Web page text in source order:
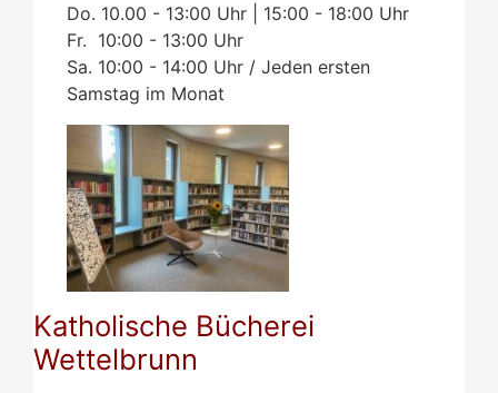
Do. 10.00 - 13:00 Uhr | 15:00 - 18:00 Uhr
Fr. 10:00 - 13:00 Uhr
Sa. 10:00 - 14:00 Uhr / Jeden ersten
Samstag im Monat
Katholische Bücherei
Wettelbrunn